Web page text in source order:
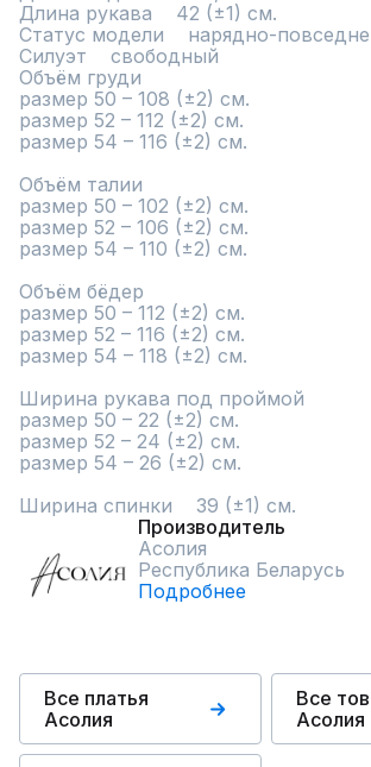
Длина рукава    42 (±1) см.
Статус модели    нарядно-
Силуэт    свободный
Объём груди
размер 50 – 108 (±2) см.
размер 52 – 112 (±2) см.
размер 54 – 116 (±2) см.
Объём талии
размер 50 – 102 (±2) см.
размер 52 – 106 (±2) см.
размер 54 – 110 (±2) см.
Объём бёдер
размер 50 – 112 (±2) см.
размер 52 – 116 (±2) см.
размер 54 – 118 (±2) см.
Ширина рукава под проймой
размер 50 – 22 (±2) см.
размер 52 – 24 (±2) см.
размер 54 – 26 (±2) см.
Ширина спинки    39 (±1) см.
Производитель
Асолия
Республика Беларусь
Подробнее
Все платья
Асолия
Все
Асолия